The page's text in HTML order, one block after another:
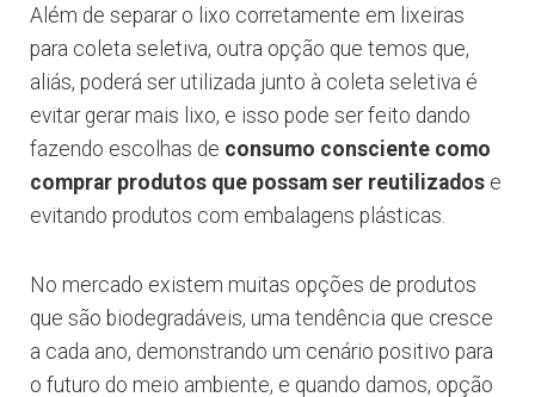
Além de separar o lixo corretamente em lixeiras
para coleta seletiva, outra opção que temos que,
aliás, poderá ser utilizada junto à coleta seletiva é
evitar gerar mais lixo, e isso pode ser feito dando
fazendo escolhas de consumo consciente como
comprar produtos que possam ser reutilizados e
evitando produtos com embalagens plásticas.
No mercado existem muitas opções de produtos
que são biodegradáveis, uma tendência que cresce
a cada ano, demonstrando um cenário positivo para
o futuro do meio ambiente, e quando damos, opção